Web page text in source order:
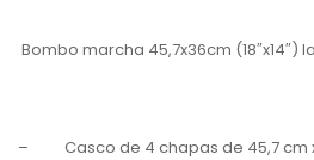
Bombo marcha 45,7x36cm (18″x14″)
– Casco de 4 chapas de 45,7 cm x